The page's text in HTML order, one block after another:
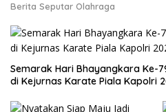
Berita Seputar Olahraga
Semarak Hari Bhayangkara Ke-
di Kejurnas Karate Piala Kapolri